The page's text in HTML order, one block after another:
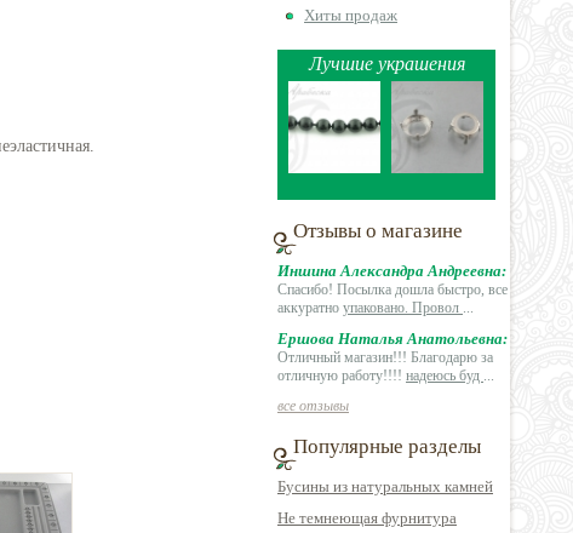
Хиты продаж
Лучшие украшения
Отзывы о магазине
Иншина Александра Андреевна:
Спасибо! Посылка дошла быстро, все
аккуратно упаковано. Провол ...
Ершова Наталья Анатольевна:
Отличный магазин!!! Благодарю за
отличную работу!!!! надеюсь буд ...
все отзывы
Популярные разделы
Бусины из натуральных камней
Не темнеющая фурнитура